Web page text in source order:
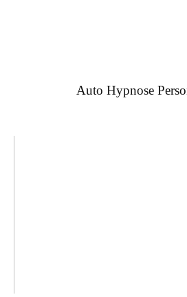
Auto Hypnose